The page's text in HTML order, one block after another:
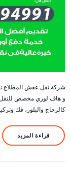
شركة نقل عفش المطلاع
و هاف لوري مخصص للنقل
كالزجاج والبلور، فك
قراءة المزيد